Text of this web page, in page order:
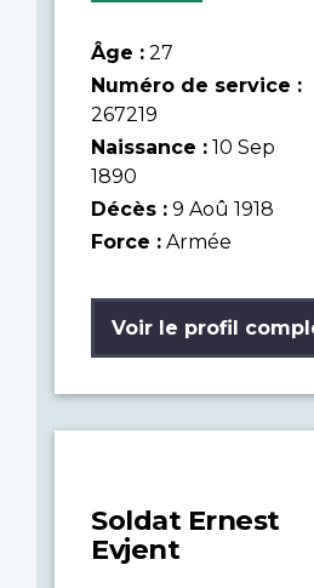
Âge : 27
Numéro de service :
267219
Naissance : 10 Sep
1890
Décès : 9 Aoû 1918
Force : Armée
Voir le profil
Soldat Ernest
Evjent